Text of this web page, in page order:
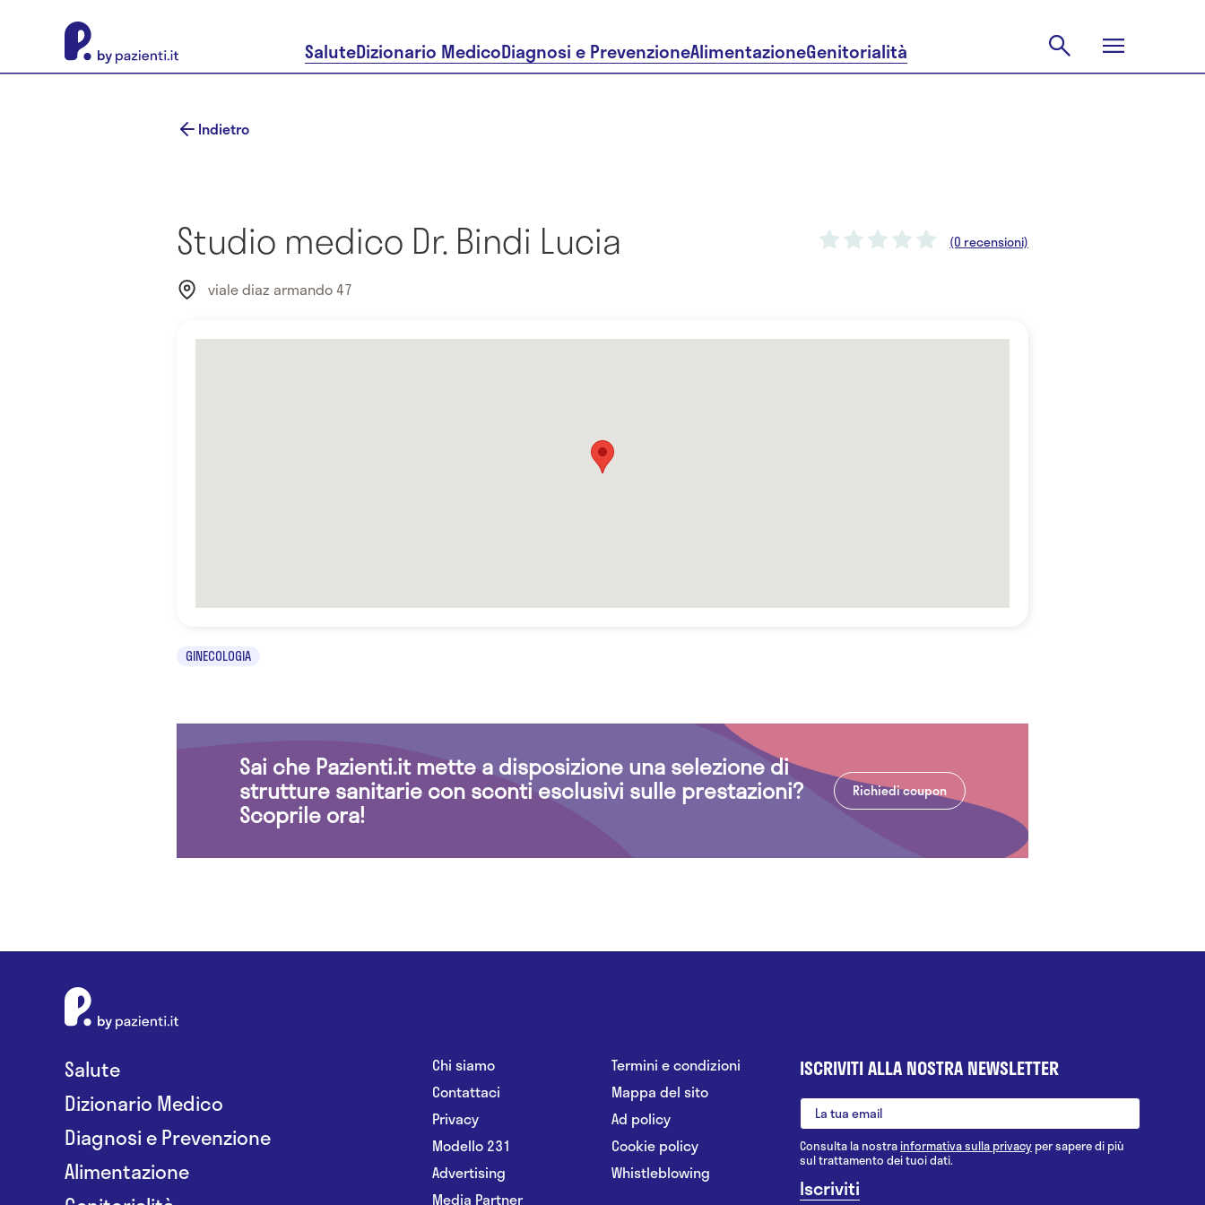
SaluteDizionario MedicoDiagnosi e PrevenzioneAlimentazioneGenitorialità
Indietro
Studio medico Dr. Bindi Lucia (0 recensioni)
viale diaz armando 47
GINECOLOGIA
Sai che Pazienti.it mette a disposizione una selezione di
strutture sanitarie con sconti esclusivi sulle prestazioni?
Scoprile ora!
Richiedi coupon
Salute
Dizionario Medico
Diagnosi e Prevenzione
Alimentazione
Chi siamo
Contattaci
Privacy
Modello 231
Advertising
Media Partner
Termini e condizioni
Mappa del sito
Ad policy
Cookie policy
Whistleblowing
ISCRIVITI ALLA NOSTRA NEWSLETTER
Consulta la nostrainformativa sulla privacy per sapere di più
sul trattamento dei tuoi dati.